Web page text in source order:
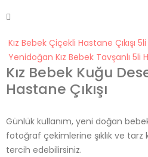
Kız Bebek Çiçekli Hastane Çıkışı
Yenidoğan Kız Bebek Tavşanlı 5li
Kız Bebek Kuğu
Hastane Çıkışı
Günlük kullanım, yeni doğan
fotoğraf çekimlerine şıklık ve tarz
tercih edebilirsiniz.